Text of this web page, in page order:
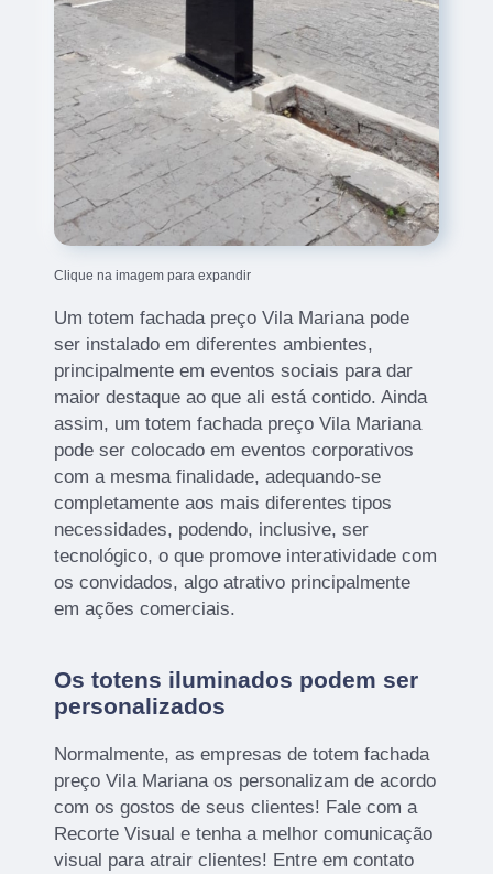
Clique na imagem para expandir
Um totem fachada preço Vila Mariana pode
ser instalado em diferentes ambientes,
principalmente em eventos sociais para dar
maior destaque ao que ali está contido. Ainda
assim, um totem fachada preço Vila Mariana
pode ser colocado em eventos corporativos
com a mesma finalidade, adequando-se
completamente aos mais diferentes tipos
necessidades, podendo, inclusive, ser
tecnológico, o que promove interatividade com
os convidados, algo atrativo principalmente
em ações comerciais.
Os totens iluminados podem ser
personalizados
Normalmente, as empresas de totem fachada
preço Vila Mariana os personalizam de acordo
com os gostos de seus clientes! Fale com a
Recorte Visual e tenha a melhor comunicação
visual para atrair clientes! Entre em contato